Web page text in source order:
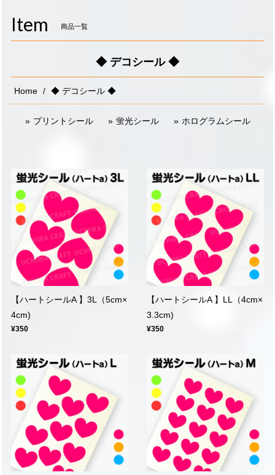
Item 商品一覧
◆ デコシール ◆
Home ◆ デコシール ◆
プリントシール 蛍光シール ホログラムシール
【ハートシールA 】3L（5cm×
4cm)
¥350
【ハートシールA 】LL（4cm×
3.3cm)
¥350